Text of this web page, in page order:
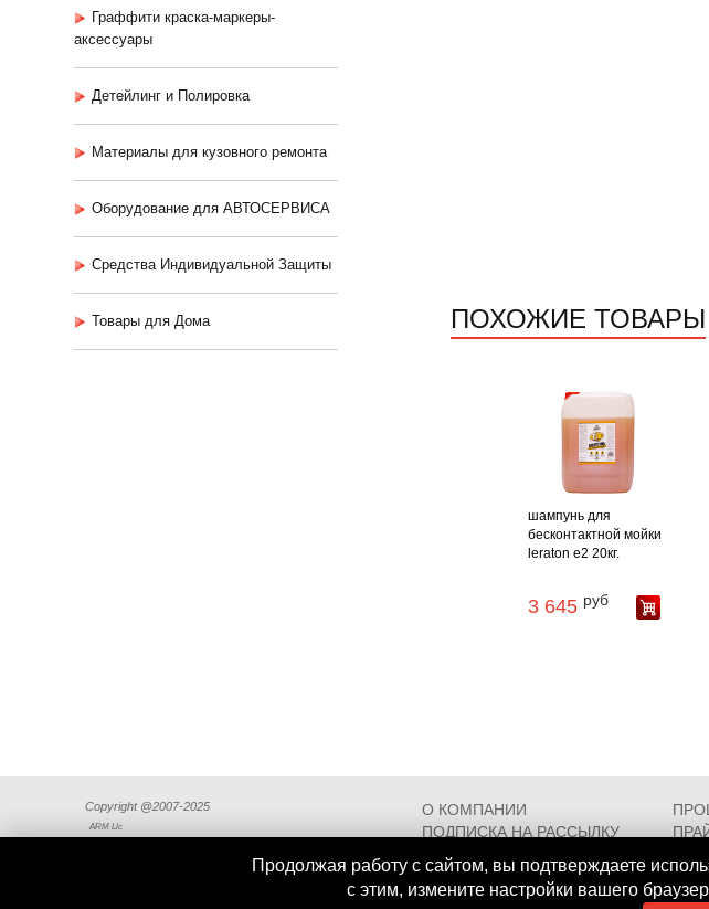
Граффити краска-маркеры-
аксессуары
Детейлинг и Полировка
Материалы для кузовного ремонта
Оборудование для АВТОСЕРВИСА
Средства Индивидуальной Защиты
Товары для Дома ПОХОЖИЕ ТОВАРЫ
шампунь для
бесконтактной мойки
leraton e2 20кг.
3 645 руб
Продолжая работу с сайтом, вы подтверждаете
с этим, измените настройки вашего
Copyright @2007-2025
ARM Llc
О КОМПАНИИ
ПОДПИСКА НА РАССЫЛКУ
СХЕМА ПРОЕЗДА